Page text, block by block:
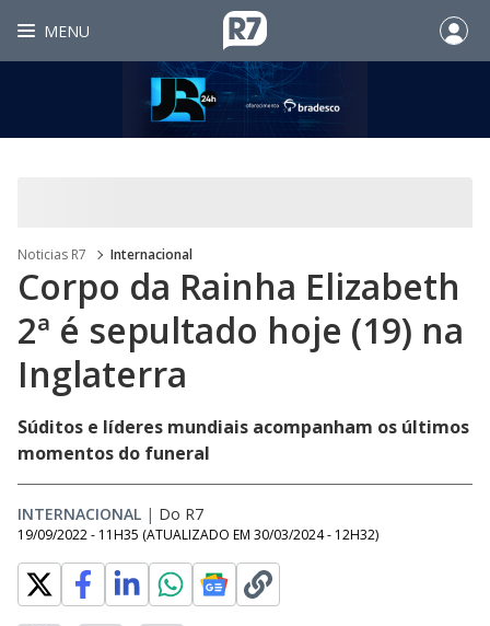
MENU
Noticias R7 Internacional
Corpo da Rainha Elizabeth
2ª é sepultado hoje (19) na
Inglaterra
Súditos e líderes mundiais acompanham os últimos
momentos do funeral
INTERNACIONAL | Do R7
19/09/2022 - 11H35 (ATUALIZADO EM 30/03/2024 - 12H32)